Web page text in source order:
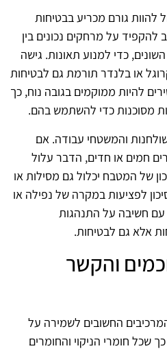
להוות גורם מכריע בבטיחות
להקפיד על מרחקים נכונים בין
כדי למנוע תאונות. גישה
או בלנדר תורמת גם לבטיחות
להיות ממוקמים בגובה נוח, כך
מסוכנות כדי להשתמש בהם.
והמשטחי עבודה. אם
חמים או חדים, הדבר עלול
של המטבח יכלול גם מסילות או
לפציעות במקרה של נפילה או
עם חשיבה על התנהגות
אלא גם לבטיחות.
והקשר
החשובים לשמירה על
שכל חומרי הניקוי והחומרים